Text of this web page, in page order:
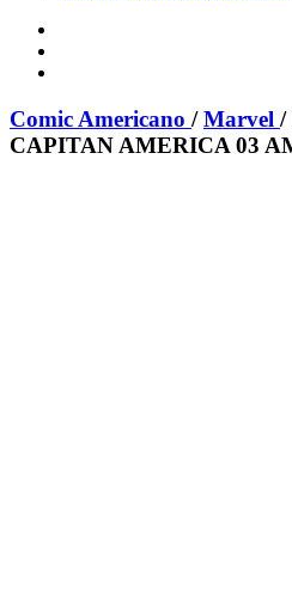
Comic Americano /Marvel /
CAPITAN AMERICA 03